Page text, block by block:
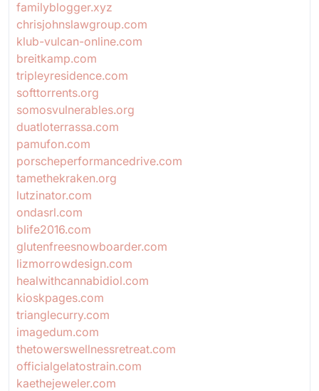
familyblogger.xyz
chrisjohnslawgroup.com
klub-vulcan-online.com
breitkamp.com
tripleyresidence.com
softtorrents.org
somosvulnerables.org
duatloterrassa.com
pamufon.com
porscheperformancedrive.com
tamethekraken.org
lutzinator.com
ondasrl.com
blife2016.com
glutenfreesnowboarder.com
lizmorrowdesign.com
healwithcannabidiol.com
kioskpages.com
trianglecurry.com
imagedum.com
thetowerswellnessretreat.com
officialgelatostrain.com
kaethejeweler.com